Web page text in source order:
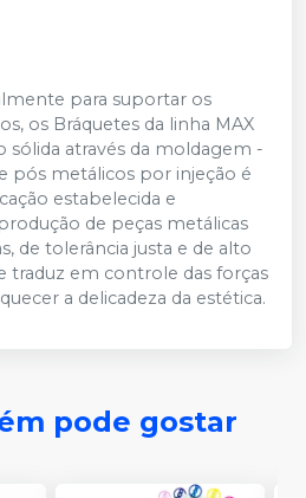
para suportar os
os Bráquetes da linha MAX
sólida através da moldagem -
pós metálicos por injeção é
estabelecida e
de peças metálicas
de tolerância justa e de alto
traduz em controle das forças
a delicadeza da estética.
pode gostar